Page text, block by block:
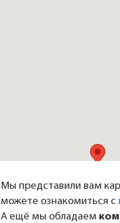
Мы представили вам
можете ознакомиться с
А ещё мы обладаем